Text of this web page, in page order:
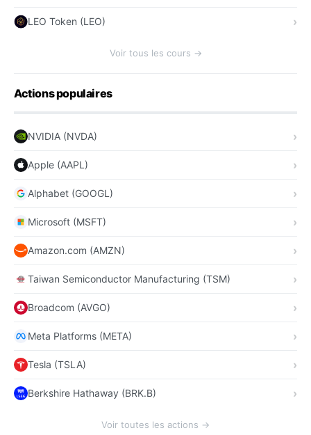
LEO Token (LEO)
Voir tous les cours →
Actions populaires
NVIDIA (NVDA)
Apple (AAPL)
Alphabet (GOOGL)
Microsoft (MSFT)
Amazon.com (AMZN)
Taiwan Semiconductor Manufacturing (TSM)
Broadcom (AVGO)
Meta Platforms (META)
Tesla (TSLA)
Berkshire Hathaway (BRK.B)
Voir toutes les actions →